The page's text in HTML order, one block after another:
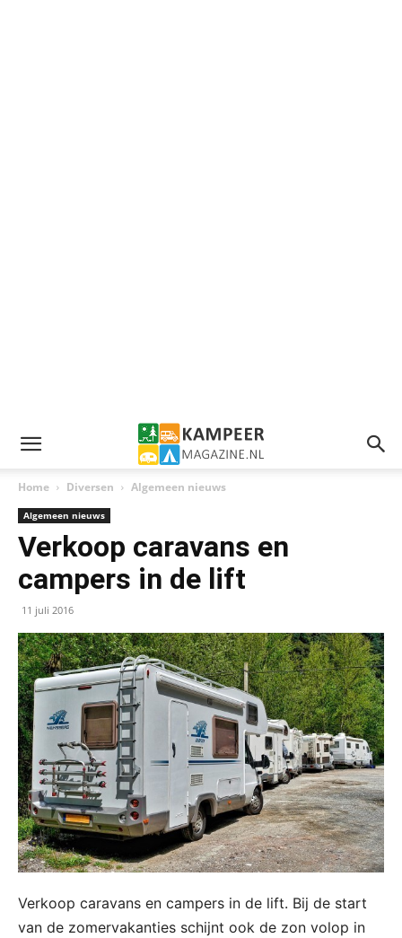
Home Diversen Algemeen nieuws
Algemeen nieuws
Verkoop caravans en
campers in de lift
11 juli 2016
Verkoop caravans en campers in de lift. Bij de start
van de zomervakanties schijnt ook de zon volop in